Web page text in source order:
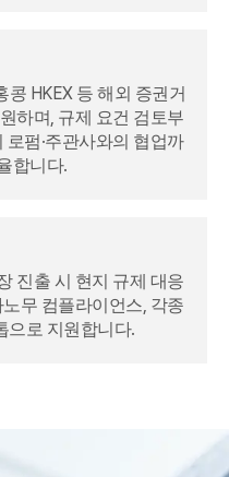
콩 HKEX 등 해외 증권거
하며, 규제 요건 검토부
펌·주관사와의 협업까
합니다.
진출 시 현지 규제 대응
무 컴플라이언스, 각종
으로 지원합니다.